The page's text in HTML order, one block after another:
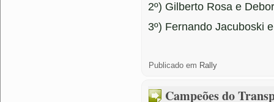
2º) Gilberto Rosa e
3º) Fernando Jacuboski
Publicado em Rally
Campeões do